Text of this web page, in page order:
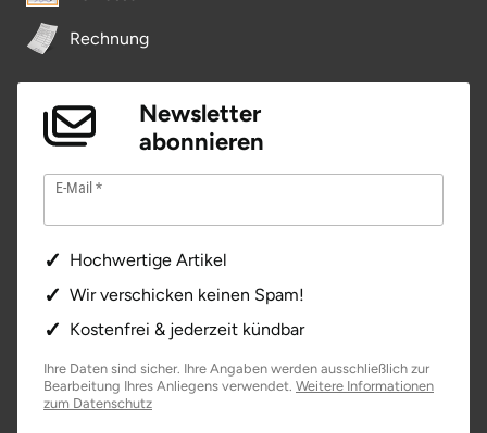
Rechnung
Newsletter
abonnieren
E-Mail
Hochwertige Artikel
Wir verschicken keinen Spam!
Kostenfrei & jederzeit kündbar
Ihre Daten sind sicher. Ihre Angaben werden ausschließlich zur
Bearbeitung Ihres Anliegens verwendet. Weitere Informationen
zum Datenschutz
Salzgitter
Schwabach
Schweinfurt
Schwerin
Seligenstadt